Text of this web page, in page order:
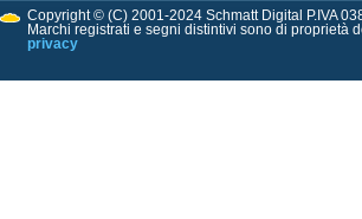
Copyright © (C) 2001-2024 Schmatt Digital P.IVA
Marchi registrati e segni distintivi sono di proprietà
privacy